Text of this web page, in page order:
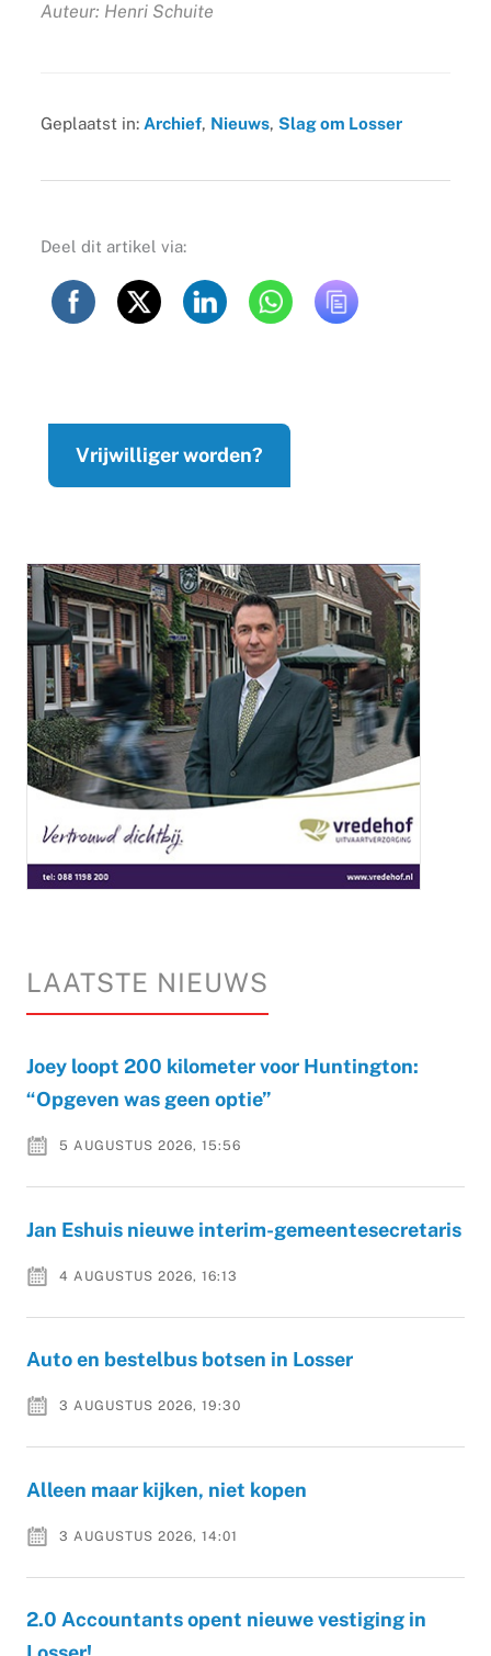
Auteur: Henri Schuite
Geplaatst in: Archief, Nieuws, Slag om Losser
Deel dit artikel via:
Vrijwilliger worden?
LAATSTE NIEUWS
Joey loopt 200 kilometer voor Huntington:
“Opgeven was geen optie”
5 AUGUSTUS 2026, 15:56
Jan Eshuis nieuwe interim-gemeentesecretaris
4 AUGUSTUS 2026, 16:13
Auto en bestelbus botsen in Losser
3 AUGUSTUS 2026, 19:30
Alleen maar kijken, niet kopen
3 AUGUSTUS 2026, 14:01
2.0 Accountants opent nieuwe vestiging in